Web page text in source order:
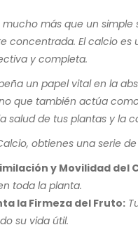
mucho más que un
concentrada. El calcio
y completa.
un papel vital en la
que también actúa
salud de tus plantas y la
obtienes una serie
y Movilidad del
toda la planta.
la Firmeza del Fruto:
su vida útil.